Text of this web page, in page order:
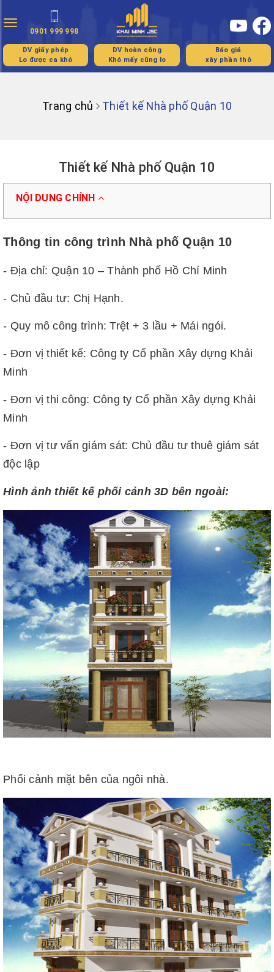
Toggle
navigation
0901 999 998
DV giấy phép
Lo được ca khó
DV hoàn công
Khó mấy cũng lo
Báo giá
xây phần thô
Trang chủ Thiết kế Nhà phố Quận 10
Thiết kế Nhà phố Quận 10
NỘI DUNG CHÍNH
Thông tin công trình Nhà phố Quận 10
- Địa chỉ: Quận 10 – Thành phố Hồ Chí Minh
- Chủ đầu tư: Chị Hạnh.
- Quy mô công trình: Trệt + 3 lầu + Mái ngói.
- Đơn vị thiết kế: Công ty Cổ phần Xây dựng Khải
Minh
- Đơn vị thi công: Công ty Cổ phần Xây dựng Khải
Minh
- Đơn vị tư vấn giám sát: Chủ đầu tư thuê giám sát
độc lập
Hình ảnh thiết kế phối cảnh 3D bên ngoài:
Phối cảnh mặt bên của ngôi nhà.